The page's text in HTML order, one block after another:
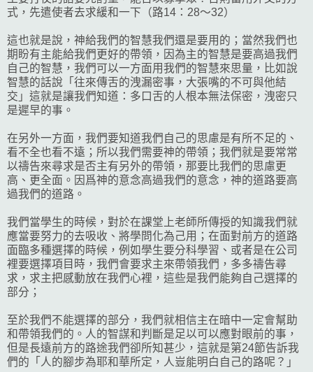
式，先遣使者去求緩和一下（路14：28～32）
這也就是說，神給我們的智慧我們還是要用的；當然我們也
期盼有主能給我們更好的帶領，因為主的智慧是要高過我們
自己的智慧，我們可以一方面用我們的智慧來思量，比如說
智慧的話說「往來傳舌的洩漏密事，大張嘴的不可與他結
交」這就是讓我們知道：多口舌的人根本無法保密，洩密只
是遲早的事。
在另外一方面，我們要知道我們自己的思慮是有所不足的、
看不全也看不遠；所以我們需要神的帶領；我們就是要常常
以禱告來尋求是否主有另外的帶領，那要比我們的思慮更
高、更全面。因爲神的意念高過我們的意念，神的道路要高
過我們的道路。
我們當學生的時候，對於在課堂上老師所傳授的知識我們就
應當要努力的去吸收、將學問化為己用；在面對前方的道路
面臨多種選擇的時候，例如學生要分科學習、或者是在公司
裡要選擇項目時，我們會要求主來帶領我們，多多禱告尋
求，求主把感動放在我們心裡，這些是我們能夠自己選擇的
部分；
至於我們不能選擇的部分，我們就相信主在暗中一定會幫助
和帶領我們的。人的智謀和判斷是足以可以應對眼前的事，
但是長遠前方的路途我們卻所知甚少，這就是第24節告訴我
們的「人的腳步為耶和華所定，人豈能明白自己的路呢？」